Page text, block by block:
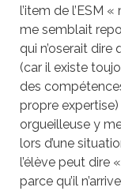
l’item de l’ESM
me semblait
qui n’oserait
(car il existe
des
propre
orgueilleuse y
lors d’une
l’élève peut dire
parce qu’il